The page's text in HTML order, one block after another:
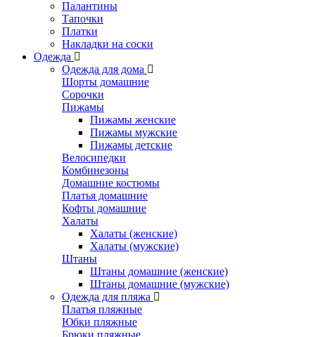
Палантины
Тапочки
Платки
Накладки на соски
Одежда
Одежда для дома
Шорты домашние
Сорочки
Пижамы
Пижамы женские
Пижамы мужские
Пижамы детские
Велосипедки
Комбинезоны
Домашние костюмы
Платья домашние
Кофты домашние
Халаты
Халаты (женские)
Халаты (мужские)
Штаны
Штаны домашние (женские)
Штаны домашние (мужские)
Одежда для пляжа
Платья пляжные
Юбки пляжные
Брюки пляжные